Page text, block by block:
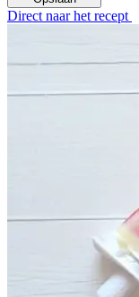
Direct naar het recept